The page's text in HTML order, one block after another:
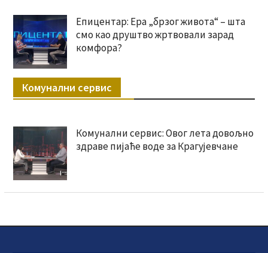
Епицентар: Ера „брзог живота“ – шта
смо као друштво жртвовали зарад
комфора?
Комунални сервис
Комунални сервис: Овог лета довољно
здраве пијаће воде за Крагујевчане